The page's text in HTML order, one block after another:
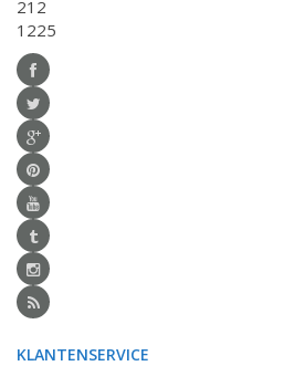
212
1225
KLANTENSERVICE